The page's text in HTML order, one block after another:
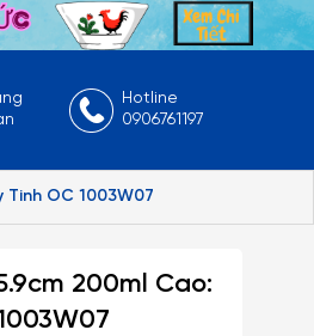
Hotline
0906761197
OC 1003W07
200ml Cao: